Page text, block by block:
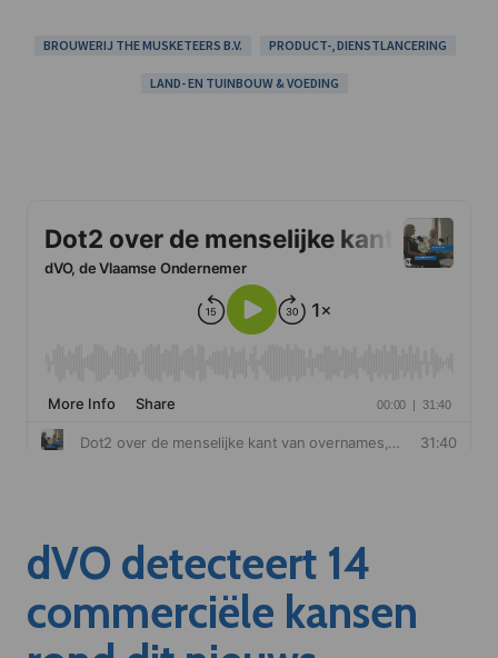
BROUWERIJ THE MUSKETEERS B.V. PRODUCT-, DIENSTLANCERING
LAND- EN TUINBOUW & VOEDING
dVO detecteert 14
commerciële kansen